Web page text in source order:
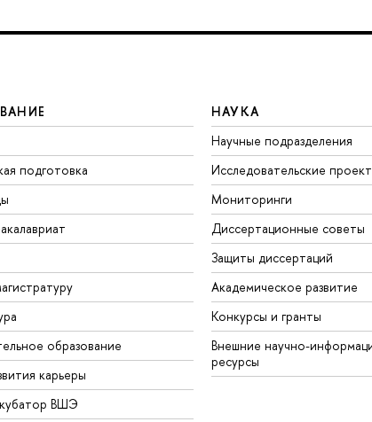
подготовка
образование
карьеры
ВШЭ
НАУКА
Научные подразделения
Исследовательские
Мониторинги
Диссертационные советы
Защиты диссертаций
Академическое развитие
Конкурсы и гранты
Внешние научно-
ресурсы